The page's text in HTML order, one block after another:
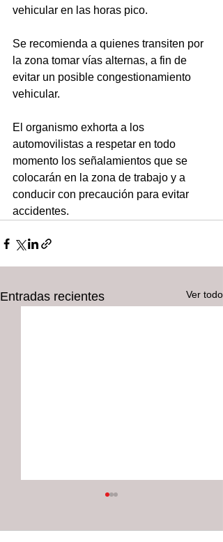
vehicular en las horas pico.
Se recomienda a quienes transiten por
la zona tomar vías alternas, a fin de
evitar un posible congestionamiento
vehicular.
El organismo exhorta a los
automovilistas a respetar en todo
momento los señalamientos que se
colocarán en la zona de trabajo y a
conducir con precaución para evitar
accidentes.
Entradas recientes Ver todo